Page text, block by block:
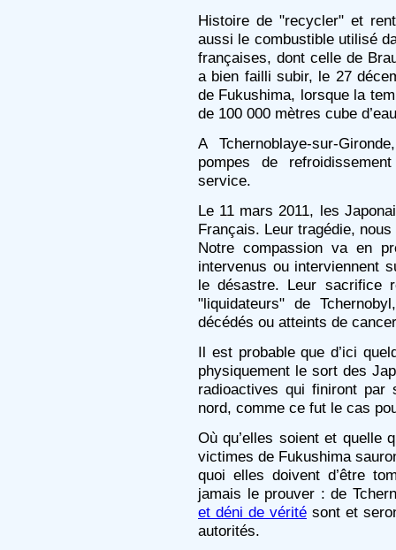
Histoire de "recycler" et
aussi le combustible utilisé
françaises, dont celle de
a bien failli subir, le 27
de Fukushima, lorsque la
de 100 000 mètres cube
A Tchernoblaye-sur-
pompes de
service.
Le 11 mars 2011, les
Français. Leur tragédie,
Notre compassion va en
intervenus ou interviennent
le désastre. Leur sacrifice
"liquidateurs" de
décédés ou atteints de
Il est probable que d’ici
physiquement le sort des
radioactives qui finiront par
nord, comme ce fut le cas
Où qu’elles soient et quelle
victimes de Fukushima
quoi elles doivent d’être
jamais le prouver : de
et déni de vérité sont et
autorités.